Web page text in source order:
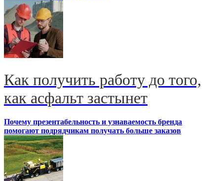
Как получить работу до того,
как асфальт застынет
Почему презентабельность и узнаваемость бренда
помогают подрядчикам получать больше заказов